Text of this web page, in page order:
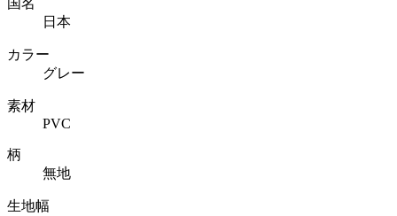
国名
日本
カラー
グレー
素材
PVC
柄
無地
生地幅